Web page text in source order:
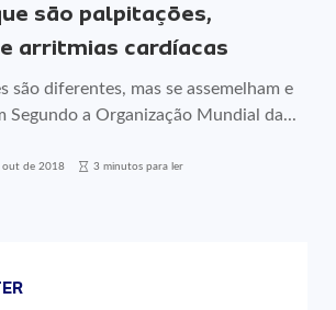
são palpitações,
arritmias cardíacas
são diferentes, mas se assemelham e
Segundo a Organização Mundial da...
out de 2018 3 minutos para ler